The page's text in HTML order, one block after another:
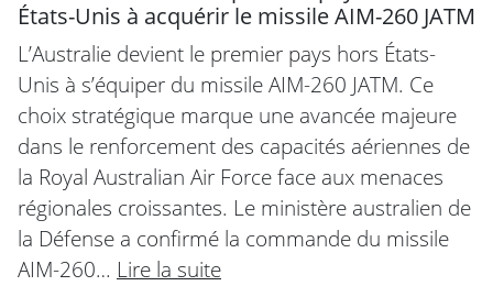
États-Unis à acquérir le missile AIM-260 JATM
L’Australie devient le premier pays hors États-
Unis à s’équiper du missile AIM-260 JATM. Ce
choix stratégique marque une avancée majeure
dans le renforcement des capacités aériennes de
la Royal Australian Air Force face aux menaces
régionales croissantes. Le ministère australien de
la Défense a confirmé la commande du missile
AIM-260… Lire la suite